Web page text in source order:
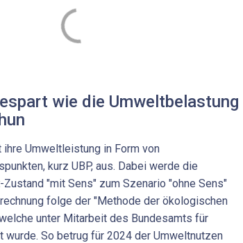
wie die Umweltbelastung
Umweltleistung in Form von
kurz UBP, aus. Dabei werde die
"mit Sens" zum Szenario "ohne Sens"
folge der "Methode der ökologischen
unter Mitarbeit des Bundesamts für
wurde. So betrug für 2024 der Umweltnutzen